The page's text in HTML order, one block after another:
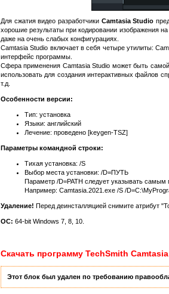
Для сжатия видео разработчики Camtasia Studio
хорошие результаты при кодировании изображения
даже на очень слабых конфигурациях.
Camtasia Studio включает в себя четыре утилиты:
интерфейс программы.
Сфера применения Camtasia Studio может быть
использовать для создания интерактивных файлов
т.д.
Особенности версии:
Тип: установка
Языки: английский
Лечение: проведено [keygen-TSZ]
Параметры командной строки:
Тихая установка: /S
Выбор места установки: /D=ПУТЬ
Параметр /D=PATH следует указывать самым
Например: Camtasia.2021.exe /S /
Удаление! Перед деинсталляцией снимите атрибут
ОС: 64-bit Windows 7, 8, 10.
Скачать программу TechSmith
Этот блок был удален по требованию